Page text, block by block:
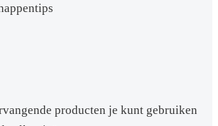
producten je kunt gebruiken